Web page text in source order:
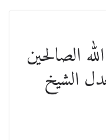
الله الصالحين
الشيخ